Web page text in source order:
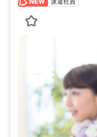
派遣社員